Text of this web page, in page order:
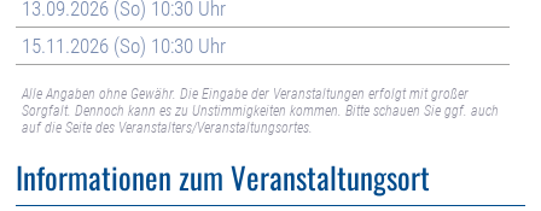
13.09.2026 (So) 10:30 Uhr
15.11.2026 (So) 10:30 Uhr
Alle Angaben ohne Gewähr. Die Eingabe der Veranstaltungen erfolgt mit großer
Sorgfalt. Dennoch kann es zu Unstimmigkeiten kommen. Bitte schauen Sie ggf. auch
auf die Seite des Veranstalters/Veranstaltungsortes.
Informationen zum Veranstaltungsort